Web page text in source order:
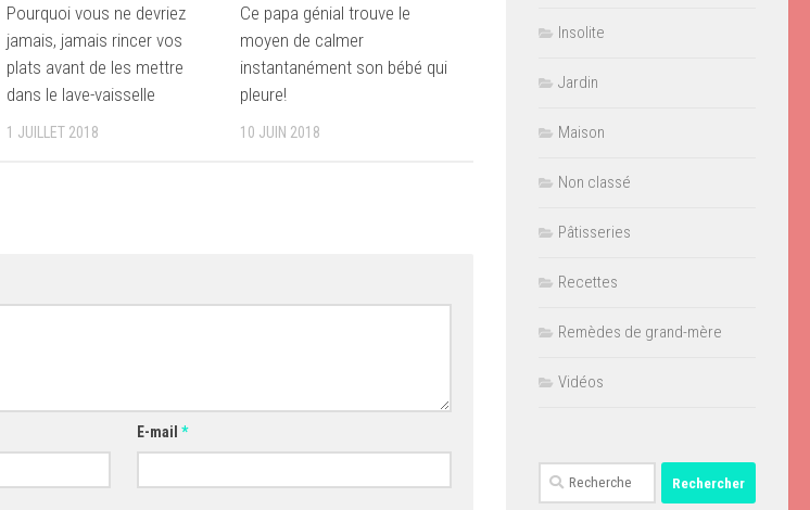
Pourquoi vous ne devriez
jamais, jamais rincer vos
plats avant de les mettre
dans le lave-vaisselle
1 JUILLET 2018
Ce papa génial trouve le
moyen de calmer
instantanément son bébé qui
pleure!
10 JUIN 2018
E-mail*
Insolite
Jardin
Maison
Non classé
Pâtisseries
Recettes
Remèdes de grand-mère
Vidéos
Rechercher :